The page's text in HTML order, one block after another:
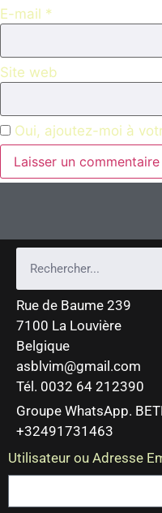
E-mail *
Site web
Oui, ajoutez-moi à
Rue de Baume 239
7100 La Louvière
Belgique
asblvim@gmail.com
Tél. 0032 64 212390
Groupe WhatsApp.
+32491731463
Utilisateur ou Adresse